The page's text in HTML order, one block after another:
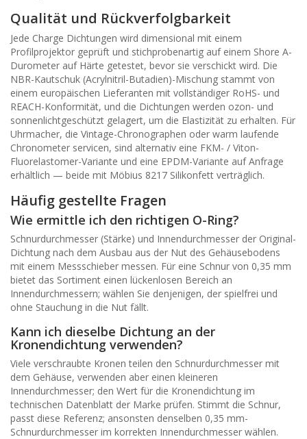
Qualität und Rückverfolgbarkeit
Jede Charge Dichtungen wird dimensional mit einem
Profilprojektor geprüft und stichprobenartig auf einem Shore A-
Durometer auf Härte getestet, bevor sie verschickt wird. Die
NBR-Kautschuk (Acrylnitril-Butadien)-Mischung stammt von
einem europäischen Lieferanten mit vollständiger RoHS- und
REACH-Konformität, und die Dichtungen werden ozon- und
sonnenlichtgeschützt gelagert, um die Elastizität zu erhalten. Für
Uhrmacher, die Vintage-Chronographen oder warm laufende
Chronometer servicen, sind alternativ eine FKM- / Viton-
Fluorelastomer-Variante und eine EPDM-Variante auf Anfrage
erhältlich — beide mit Möbius 8217 Silikonfett verträglich.
Häufig gestellte Fragen
Wie ermittle ich den richtigen O-Ring?
Schnurdurchmesser (Stärke) und Innendurchmesser der Original-
Dichtung nach dem Ausbau aus der Nut des Gehäusebodens
mit einem Messschieber messen. Für eine Schnur von 0,35 mm
bietet das Sortiment einen lückenlosen Bereich an
Innendurchmessern; wählen Sie denjenigen, der spielfrei und
ohne Stauchung in die Nut fällt.
Kann ich dieselbe Dichtung an der
Kronendichtung verwenden?
Viele verschraubte Kronen teilen den Schnurdurchmesser mit
dem Gehäuse, verwenden aber einen kleineren
Innendurchmesser; den Wert für die Kronendichtung im
technischen Datenblatt der Marke prüfen. Stimmt die Schnur,
passt diese Referenz; ansonsten denselben 0,35 mm-
Schnurdurchmesser im korrekten Innendurchmesser wählen.